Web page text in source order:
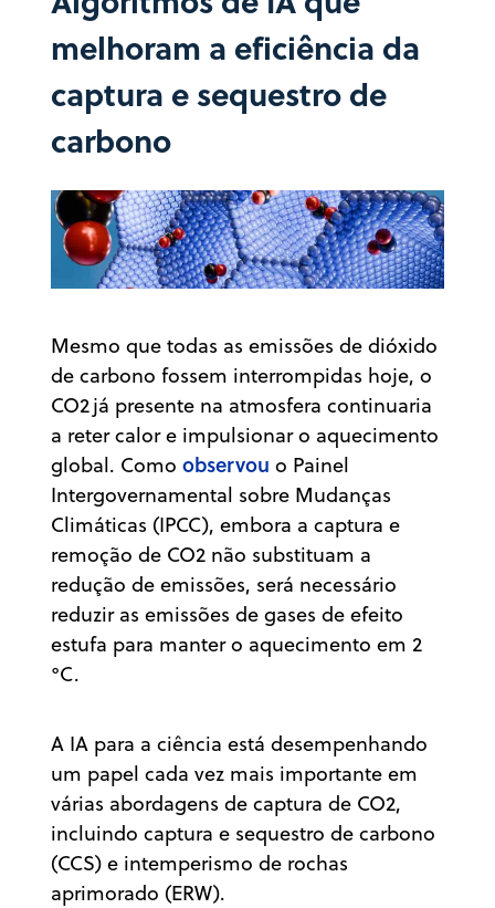
melhoram a eficiência da
captura e sequestro de
carbono
Mesmo que todas as emissões de dióxido
de carbono fossem interrompidas hoje, o
CO2já presente na atmosfera continuaria
a reter calor e impulsionar o aquecimento
global. Como observou o Painel
Intergovernamental sobre Mudanças
Climáticas (IPCC), embora a captura e
remoção de CO2 não substituam a
redução de emissões, será necessário
reduzir as emissões de gases de efeito
estufa para manter o aquecimento em 2
°C.
A IA para a ciência está desempenhando
um papel cada vez mais importante em
várias abordagens de captura de CO2,
incluindo captura e sequestro de carbono
(CCS) e intemperismo de rochas
aprimorado (ERW).